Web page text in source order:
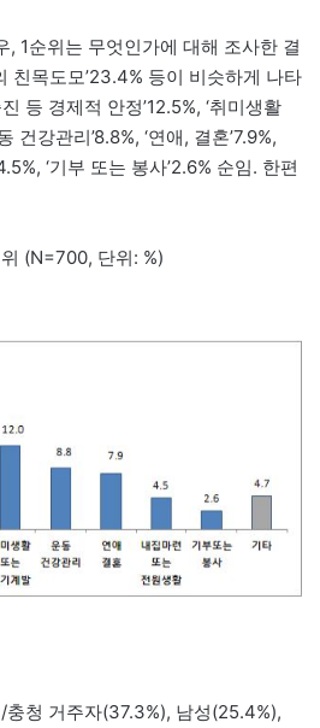
1순위는 무엇인가에 대해 조사한 결
친목도모’23.4% 등이 비슷하게 나타
등 경제적 안정’12.5%, ‘취미생활
건강관리’8.8%, ‘연애, 결혼’7.9%,
‘기부 또는 봉사’2.6% 순임. 한편
(N=700, 단위: %)
/충청 거주자(37.3%), 남성(25.4%),